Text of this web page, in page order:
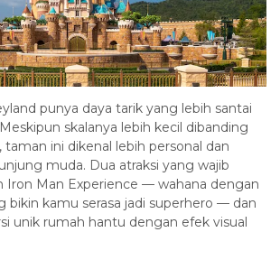
punya daya tarik yang lebih santai
skalanya lebih kecil dibanding
taman ini dikenal lebih personal dan
muda. Dua atraksi yang wajib
Iron Man Experience — wahana dengan
bikin kamu serasa jadi superhero — dan
unik rumah hantu dengan efek visual